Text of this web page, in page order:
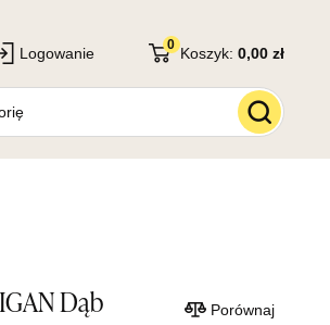
Logowanie 0 Koszyk: 0,00 zł
Dąb
Porównaj